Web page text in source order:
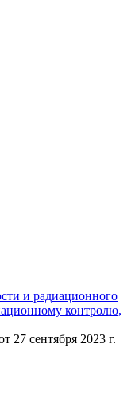
27 сентября 2023 г.